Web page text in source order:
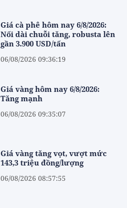
Giá cà phê hôm nay 6/8/2026:
Nối dài chuỗi tăng, robusta lên
gần 3.900 USD/tấn
06/08/2026 09:36:19
Giá vàng hôm nay 6/8/2026:
Tăng mạnh
06/08/2026 09:35:07
Giá vàng tăng vọt, vượt mức
143,3 triệu đồng/lượng
06/08/2026 08:57:55